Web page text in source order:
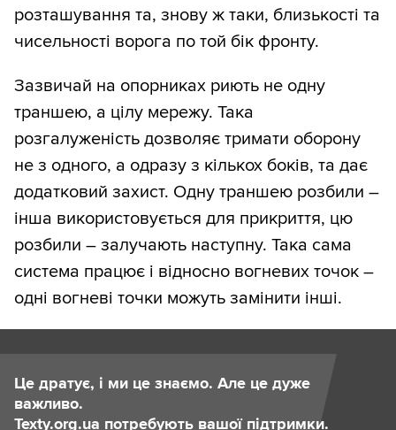
розташування та, знову ж таки, близькості та
чисельності ворога по той бік фронту.
Зазвичай на опорниках риють не одну
траншею, а цілу мережу. Така
розгалуженість дозволяє тримати оборону
не з одного, а одразу з кількох боків, та дає
додатковий захист. Одну траншею розбили –
інша використовується для прикриття, цю
розбили – залучають наступну. Така сама
система працює і відносно вогневих точок –
одні вогневі точки можуть замінити інші.
Це дратує, і ми це знаємо. Але це дуже
важливо.
Texty.org.ua потребують вашої підтримки.